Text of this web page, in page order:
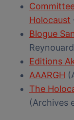
Holocaust
Blogue
Editions
AAARGH
The
(Archives